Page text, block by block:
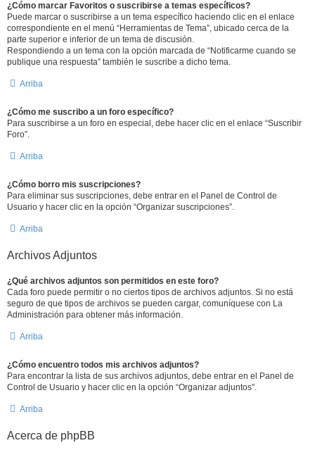
¿Cómo marcar Favoritos o suscribirse a temas específicos?
Puede marcar o suscribirse a un tema específico haciendo clic en el enlace
correspondiente en el menú “Herramientas de Tema”, ubicado cerca de la
parte superior e inferior de un tema de discusión.
Respondiendo a un tema con la opción marcada de “Notificarme cuando se
publique una respuesta” también le suscribe a dicho tema.
Arriba
¿Cómo me suscribo a un foro específico?
Para suscribirse a un foro en especial, debe hacer clic en el enlace “Suscribir
Foro”.
Arriba
¿Cómo borro mis suscripciones?
Para eliminar sus suscripciones, debe entrar en el Panel de Control de
Usuario y hacer clic en la opción “Organizar suscripciones”.
Arriba
Archivos Adjuntos
¿Qué archivos adjuntos son permitidos en este foro?
Cada foro puede permitir o no ciertos tipos de archivos adjuntos. Si no está
seguro de que tipos de archivos se pueden cargar, comuníquese con La
Administración para obtener más información.
Arriba
¿Cómo encuentro todos mis archivos adjuntos?
Para encontrar la lista de sus archivos adjuntos, debe entrar en el Panel de
Control de Usuario y hacer clic en la opción “Organizar adjuntos”.
Arriba
Acerca de phpBB